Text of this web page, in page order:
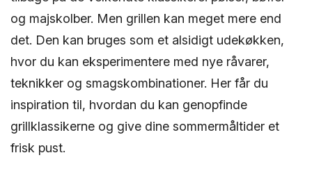
og majskolber. Men grillen kan meget mere end
det. Den kan bruges som et alsidigt udekøkken,
hvor du kan eksperimentere med nye råvarer,
teknikker og smagskombinationer. Her får du
inspiration til, hvordan du kan genopfinde
grillklassikerne og give dine sommermåltider et
frisk pust.